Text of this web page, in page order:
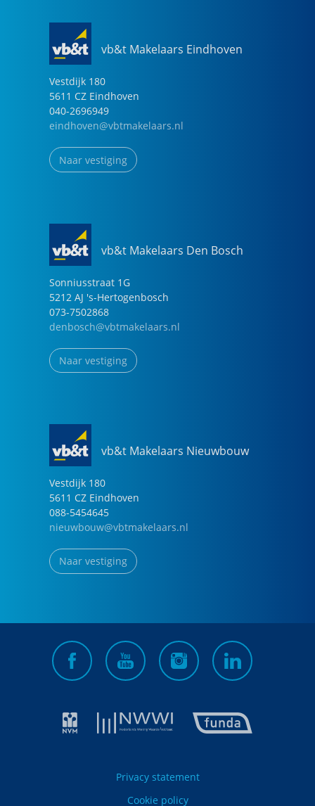
vb&t Makelaars Eindhoven
Vestdijk 180
5611 CZ Eindhoven
040-2696949
eindhoven@vbtmakelaars.nl
Naar vestiging
vb&t Makelaars Den Bosch
Sonniusstraat 1G
5212 AJ 's-Hertogenbosch
073-7502868
denbosch@vbtmakelaars.nl
Naar vestiging
vb&t Makelaars Nieuwbouw
Vestdijk 180
5611 CZ Eindhoven
088-5454645
nieuwbouw@vbtmakelaars.nl
Naar vestiging
Privacy statement
Cookie policy